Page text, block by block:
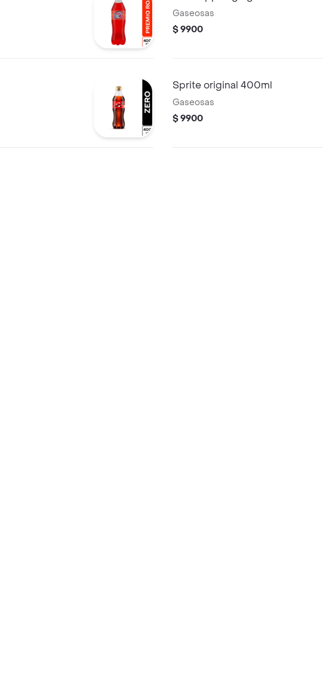
Gaseosas
$ 9900
Sprite original 400ml
Gaseosas
$ 9900